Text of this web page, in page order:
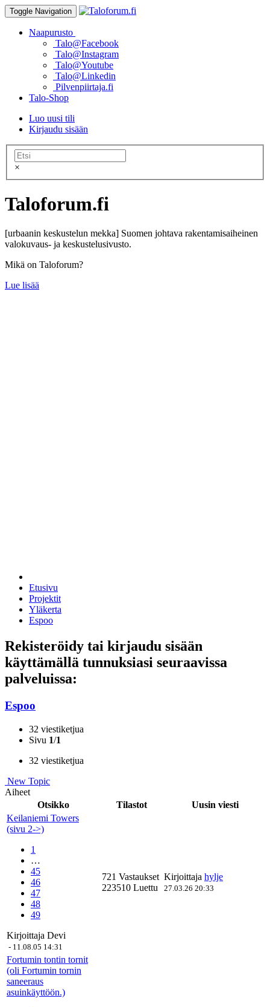
Toggle Navigation
Naapurusto
Talo@Facebook
Talo@Instagram
Talo@Youtube
Talo@Linkedin
Pilvenpiirtaja.fi
Talo-Shop
Luo uusi tili
Kirjaudu sisään
×
Taloforum.fi
[urbaanin keskustelun mekka] Suomen johtava rakentamisaiheinen
valokuvaus- ja keskustelusivusto.
Mikä on Taloforum?
Lue lisää
Etusivu
Projektit
Yläkerta
Espoo
Rekisteröidy tai kirjaudu sisään
käyttämällä tunnuksiasi seuraavissa
palveluissa:
Espoo
32 viestiketjua
Sivu 1/1
32 viestiketjua
New Topic
Aiheet
Otsikko
Tilastot
Uusin viesti
Keilaniemi Towers
(sivu 2->)
1
…
45
46
47
48
49
Kirjoittaja Devi
- 11.08.05 14:31
721 Vastaukset
223510 Luettu
Kirjoittaja hylje
27.03.26 20:33
Fortumin tontin tornit
(oli Fortumin tornin
saneeraus
asuinkäyttöön.)